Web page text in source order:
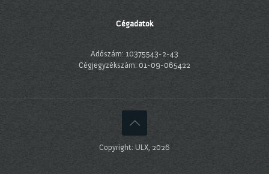
Cégadatok
Adószám: 10375543-2-43
Cégjegyzékszám: 01-09-065422
Copyright: ULX, 2026